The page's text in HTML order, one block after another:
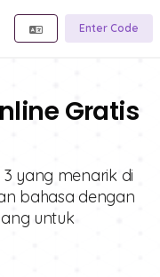
Enter Code
Gratis
yang menarik di
bahasa dengan
untuk